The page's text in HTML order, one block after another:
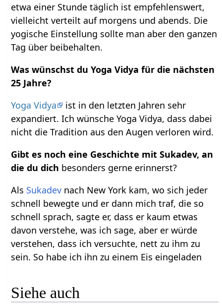
etwa einer Stunde täglich ist empfehlenswert,
vielleicht verteilt auf morgens und abends. Die
yogische Einstellung sollte man aber den ganzen
Tag über beibehalten.
Was wünschst du Yoga Vidya für die nächsten
25 Jahre?
Yoga Vidya
ist in den letzten Jahren sehr
expandiert. Ich wünsche Yoga Vidya, dass dabei
nicht die Tradition aus den Augen verloren wird.
Gibt es noch eine Geschichte mit Sukadev, an
die du dich besonders gerne erinnerst?
Als Sukadev nach New York kam, wo sich jeder
schnell bewegte und er dann mich traf, die so
schnell sprach, sagte er, dass er kaum etwas
davon verstehe, was ich sage, aber er würde
verstehen, dass ich versuchte, nett zu ihm zu
sein. So habe ich ihn zu einem Eis eingeladen
Siehe auch